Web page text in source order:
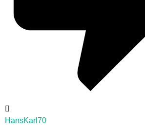
HansKarl70